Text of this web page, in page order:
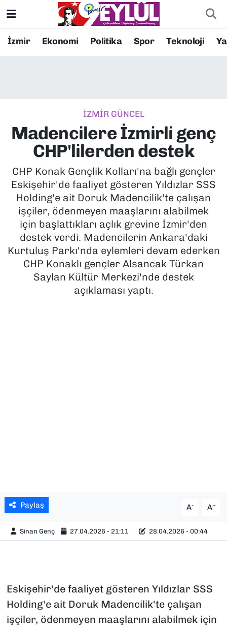
İzmir Ekonomi Politika Spor Teknoloji
İZMİR GÜNCEL
Madencilere İzmirli genç
CHP'lilerden destek
CHP Konak Gençlik Kolları'na bağlı gençler
Eskişehir'de faaliyet gösteren Yıldızlar SSS
Holding'e ait Doruk Madencilik'te çalışan
işçiler, ödenmeyen maaşlarını alabilmek
için başlattıkları açlık grevine İzmir'den
destek verdi. Madencilerin Ankara'daki
Kurtuluş Parkı'nda eylemleri devam ederken
CHP Konaklı gençler Alsancak Türkan
Saylan Kültür Merkezi'nde destek
açıklaması yaptı.
Paylaş A- A+
Sinan Genç 27.04.2026 - 21:11 28.04.2026 - 00:44
Eskişehir'de faaliyet gösteren Yıldızlar SSS
Holding'e ait Doruk Madencilik'te çalışan
işçiler, ödenmeyen maaşlarını alabilmek için
Resmi İlanlar
EKONOMİ
KÜLTÜR SANAT
MAGAZİN
POLİTİKA
SAĞLIK
SPOR
Konak Nöbetçi Eczaneler
Süper Lig Puan Durumu ve Fikstür
Tüm Manşetler
Son Dakika Haberleri
Haber Arşivi